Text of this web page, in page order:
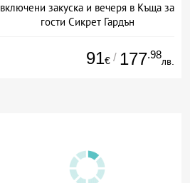
включени закуска и вечеря в Къща за
гости Сикрет Гардън
91€ / 177.98
лв.